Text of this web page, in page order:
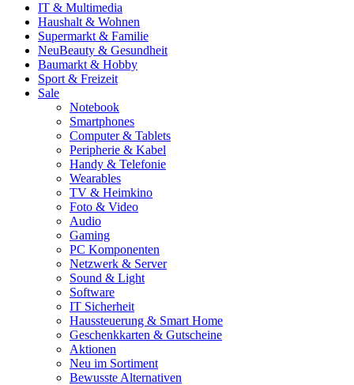
IT & Multimedia
Haushalt & Wohnen
Supermarkt & Familie
NeuBeauty & Gesundheit
Baumarkt & Hobby
Sport & Freizeit
Sale
Notebook
Smartphones
Computer & Tablets
Peripherie & Kabel
Handy & Telefonie
Wearables
TV & Heimkino
Foto & Video
Audio
Gaming
PC Komponenten
Netzwerk & Server
Sound & Light
Software
IT Sicherheit
Haussteuerung & Smart Home
Geschenkkarten & Gutscheine
Aktionen
Neu im Sortiment
Bewusste Alternativen